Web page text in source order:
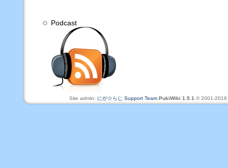
Podcast
Site admin: にが☆らじ Support Team PukiWiki 1.5.1 © 2001-2016